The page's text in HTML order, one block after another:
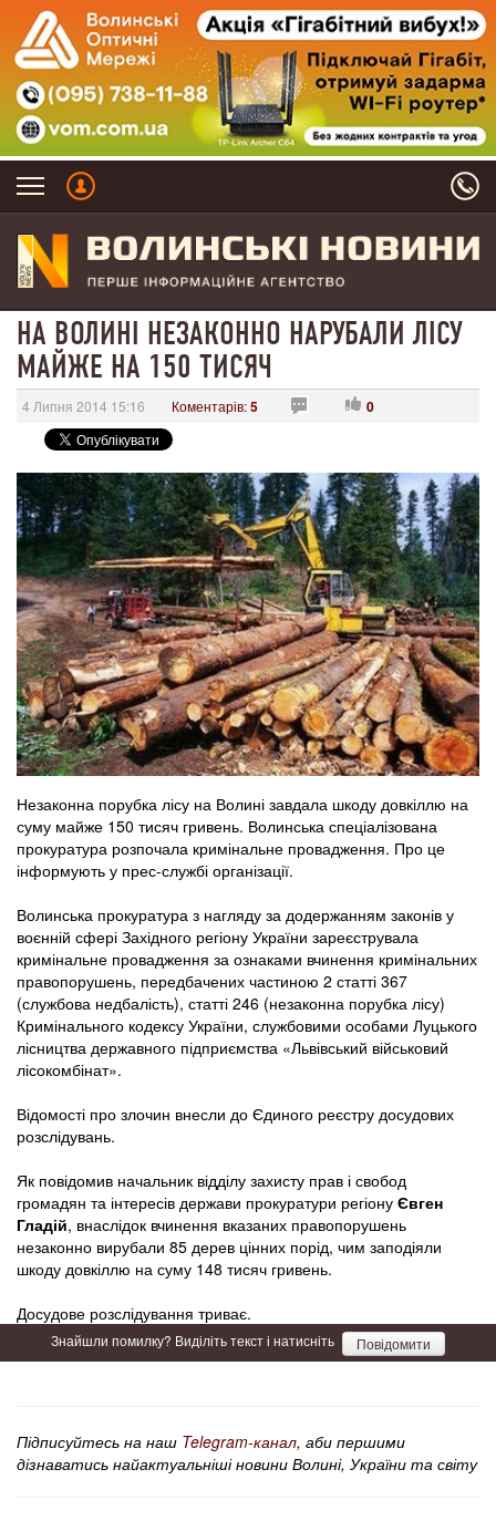
НА ВОЛИНІ НЕЗАКОННО НАРУБАЛИ ЛІСУ
МАЙЖЕ НА 150 ТИСЯЧ
4 Липня 2014 15:16 Коментарів:5 0
Незаконна порубка лісу на Волині завдала шкоду довкіллю на
суму майже 150 тисяч гривень. Волинська спеціалізована
прокуратура розпочала кримінальне провадження. Про це
інформують у прес-службі організації.
Волинська прокуратура з нагляду за додержанням законів у
воєнній сфері Західного регіону України зареєструвала
кримінальне провадження за ознаками вчинення кримінальних
правопорушень, передбачених частиною 2 статті 367
(службова недбалість), статті 246 (незаконна порубка лісу)
Кримінального кодексу України, службовими особами Луцького
лісництва державного підприємства «Львівський військовий
лісокомбінат».
Відомості про злочин внесли до Єдиного реєстру досудових
розслідувань.
Як повідомив начальник відділу захисту прав і свобод
громадян та інтересів держави прокуратури регіону Євген
Гладій, внаслідок вчинення вказаних правопорушень
незаконно вирубали 85 дерев цінних порід, чим заподіяли
шкоду довкіллю на суму 148 тисяч гривень.
Досудове розслідування триває.
Знайшли помилку? Виділіть текст і натисніть Повідомити
Підписуйтесь на наш Telegram-канал, аби першими
дізнаватись найактуальніші новини Волині, України та світу